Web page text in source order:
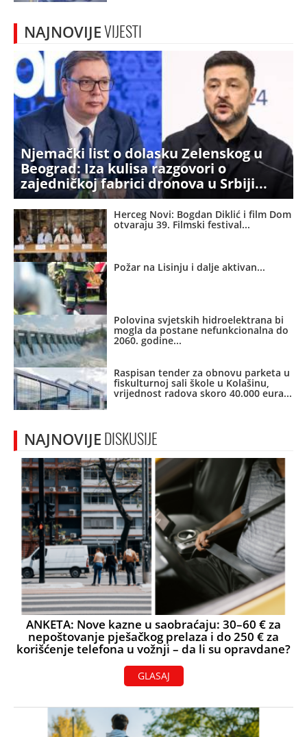
NAJNOVIJEVIJESTI
Njemački list o dolasku Zelenskog u
Beograd: Iza kulisa razgovori o
zajedničkoj fabrici dronova u Srbiji
Herceg Novi: Bogdan Diklić i film Dom
otvaraju 39. Filmski festival
Požar na Lisinju i dalje aktivan
Polovina svjetskih hidroelektrana bi
mogla da postane nefunkcionalna do
2060. godine
Raspisan tender za obnovu parketa u
fiskulturnoj sali škole u Kolašinu,
vrijednost radova skoro 40.000 eura
NAJNOVIJE DISKUSIJE
ANKETA: Nove kazne u saobraćaju: 30–60 € za
nepoštovanje pješačkog prelaza i do 250 € za
korišćenje telefona u vožnji – da li su opravdane?
GLASAJ